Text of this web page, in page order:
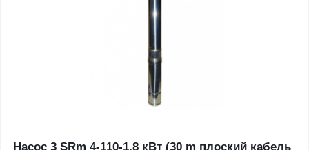
Насос 3 SRm 4-110-1.8 кВт (30 m плоский кабель